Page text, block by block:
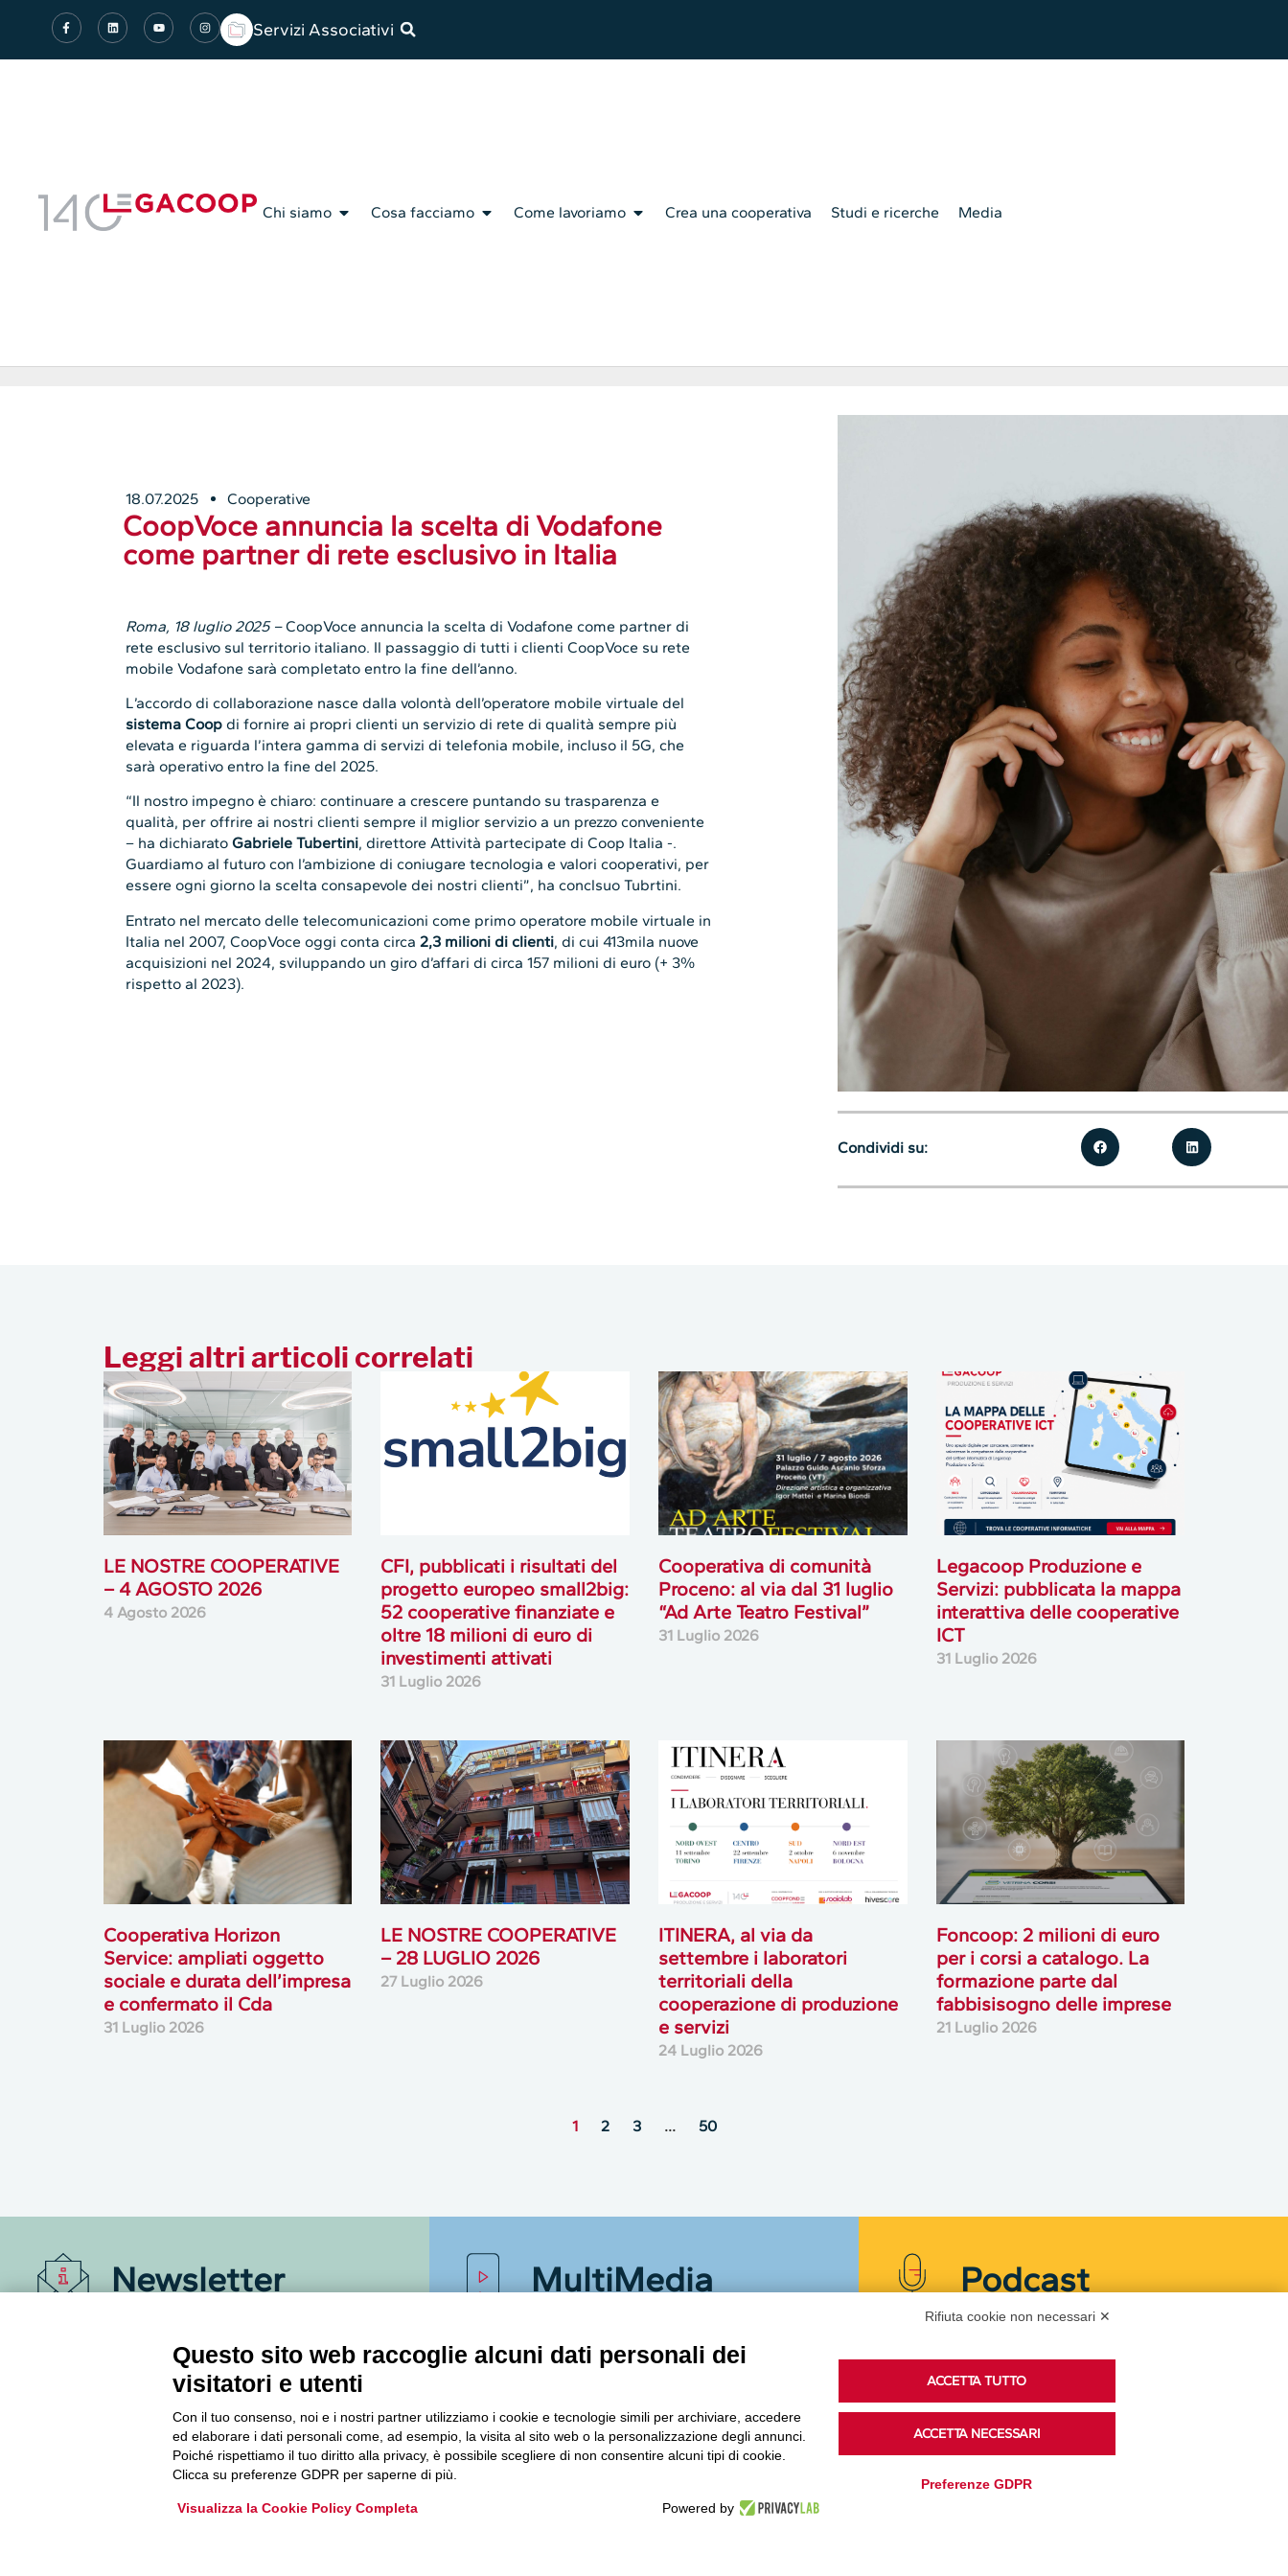
Servizi Associativi
Chi siamo Cosa facciamo Come lavoriamo Crea una cooperativa Studi e ricerche Media
18.07.2025 Cooperative
CoopVoce annuncia la scelta di Vodafone
come partner di rete esclusivo in Italia
Roma, 18 luglio 2025 –CoopVoce annuncia la scelta di Vodafone come partner di
rete esclusivo sul territorio italiano. Il passaggio di tutti i clienti CoopVoce su rete
mobile Vodafone sarà completato entro la fine dell’anno.
L’accordo di collaborazione nasce dalla volontà dell’operatore mobile virtuale del
sistema Coop di fornire ai propri clienti un servizio di rete di qualità sempre più
elevata e riguarda l’intera gamma di servizi di telefonia mobile, incluso il 5G, che
sarà operativo entro la fine del 2025.
“Il nostro impegno è chiaro: continuare a crescere puntando su trasparenza e
qualità, per offrire ai nostri clienti sempre il miglior servizio a un prezzo conveniente
– ha dichiaratoGabriele Tubertini, direttore Attività partecipate di Coop Italia -.
Guardiamo al futuro con l’ambizione di coniugare tecnologia e valori cooperativi, per
essere ogni giorno la scelta consapevole dei nostri clienti”, ha conclsuo Tubrtini.
Entrato nel mercato delle telecomunicazioni come primo operatore mobile virtuale in
Italia nel 2007, CoopVoce oggi conta circa2,3 milioni di clienti, di cui 413mila nuove
acquisizioni nel 2024, sviluppando un giro d’affari di circa 157 milioni di euro (+ 3%
rispetto al 2023).
Condividi su:
Leggi altri articoli correlati
LE NOSTRE COOPERATIVE
– 4 AGOSTO 2026
4 Agosto 2026
CFI, pubblicati i risultati del
progetto europeo small2big:
52 cooperative finanziate e
oltre 18 milioni di euro di
investimenti attivati
31 Luglio 2026
Cooperativa di comunità
Proceno: al via dal 31 luglio
“Ad Arte Teatro Festival”
31 Luglio 2026
Legacoop Produzione e
Servizi: pubblicata la mappa
interattiva delle cooperative
ICT
31 Luglio 2026
Cooperativa Horizon
Service: ampliati oggetto
sociale e durata dell’impresa
e confermato il Cda
31 Luglio 2026
LE NOSTRE COOPERATIVE
– 28 LUGLIO 2026
27 Luglio 2026
ITINERA, al via da
settembre i laboratori
territoriali della
cooperazione di produzione
e servizi
24 Luglio 2026
Foncoop: 2 milioni di euro
per i corsi a catalogo. La
formazione parte dal
fabbisisogno delle imprese
21 Luglio 2026
1 2 3 … 50
Newsletter
Informazioni per restare sempre aggiornati sul
mondo della cooperazione.
Archivio Newsletter
MultiMedia
Guarda i nostri video, storie e webinar.
Podcast
Ascolta i podcast di approfondimento di Legacoop
su Spreaker.
Rifiuta cookie non necessari ✕
Questo sito web raccoglie alcuni dati personali dei
visitatori e utenti
Con il tuo consenso, noi e i nostri partner utilizziamo i cookie e tecnologie simili per archiviare, accedere
ed elaborare i dati personali come, ad esempio, la visita al sito web o la personalizzazione degli annunci.
Poiché rispettiamo il tuo diritto alla privacy, è possibile scegliere di non consentire alcuni tipi di cookie.
Clicca su preferenze GDPR per saperne di più.
Visualizza la Cookie Policy Completa Powered by
ACCETTA TUTTO
ACCETTA NECESSARI
Preferenze GDPR